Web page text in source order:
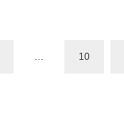
… 10